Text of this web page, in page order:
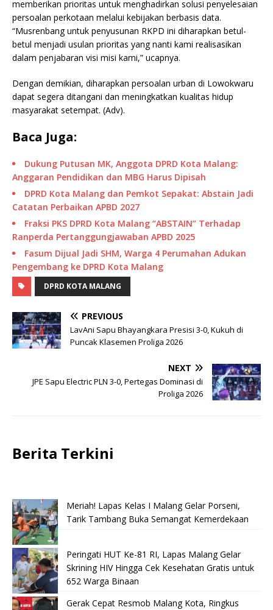
memberikan prioritas untuk menghadirkan solusi penyelesaian
persoalan perkotaan melalui kebijakan berbasis data.
“Musrenbang untuk penyusunan RKPD ini diharapkan betul-
betul menjadi usulan prioritas yang nanti kami realisasikan
dalam penjabaran visi misi kami,” ucapnya.
Dengan demikian, diharapkan persoalan urban di Lowokwaru
dapat segera ditangani dan meningkatkan kualitas hidup
masyarakat setempat. (Adv).
Baca Juga:
Dukung Putusan MK, Anggota DPRD Kota Malang:
Anggaran Pendidikan dan MBG Harus Dipisah
DPRD Kota Malang dan Pemkot Sepakat: Abstain Jadi
Catatan Perbaikan APBD 2027
Fraksi PKS DPRD Kota Malang “ABSTAIN” Terhadap
Ranperda Pertanggungjawaban APBD 2025
Fasum Dijual Jadi SHM, Warga 4 Perumahan Adukan
Pengembang ke DPRD Kota Malang
DPRD KOTA MALANG
PREVIOUS
LavAni Sapu Bhayangkara Presisi 3-0, Kukuh di
Puncak Klasemen Proliga 2026
NEXT
JPE Sapu Electric PLN 3-0, Pertegas Dominasi di
Proliga 2026
Berita Terkini
Meriah! Lapas Kelas I Malang Gelar Porseni,
Tarik Tambang Buka Semangat Kemerdekaan
Peringati HUT Ke-81 RI, Lapas Malang Gelar
Skrining HIV Hingga Cek Kesehatan Gratis untuk
652 Warga Binaan
Gerak Cepat Resmob Malang Kota, Ringkus